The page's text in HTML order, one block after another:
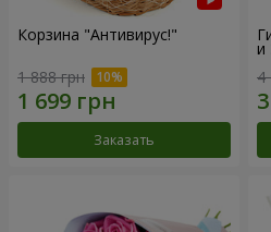
Корзина "Антивирус!"
1 888 грн
Заказать
и
4